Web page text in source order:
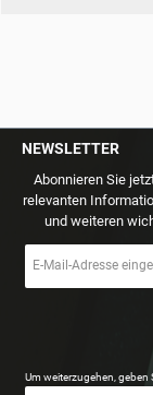
NEWSLETTER
Abonnieren Sie
relevanten
und weiteren
Mail-
Um weiterzugehen, geben